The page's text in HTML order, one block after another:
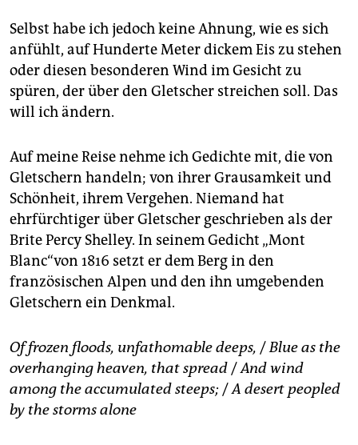
Selbst habe ich jedoch keine Ahnung, wie es sich
anfühlt, auf Hunderte Meter dickem Eis zu stehen
oder diesen besonderen Wind im Gesicht zu
spüren, der über den Gletscher streichen soll. Das
will ich ändern.
Auf meine Reise nehme ich Gedichte mit, die von
Gletschern handeln; von ihrer Grausamkeit und
Schönheit, ihrem Vergehen. Niemand hat
ehrfürchtiger über Gletscher geschrieben als der
Brite Percy Shelley. In seinem Gedicht „Mont
Blanc“von 1816 setzt er dem Berg in den
französischen Alpen und den ihn umgebenden
Gletschern ein Denkmal.
Of frozen floods, unfathomable deeps, /Blue as the
overhanging heaven, that spread /And wind
among the accumulated steeps; /A desert peopled
by the storms alone